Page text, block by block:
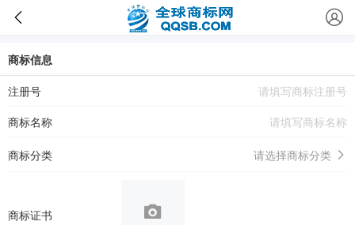
商标信息
注册号
商标名称
商标分类 请选择商标分类
商标证书